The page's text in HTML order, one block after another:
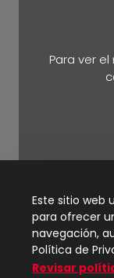
Para ver
Este sitio web
para ofrecer
navegación,
Política de
Revisar